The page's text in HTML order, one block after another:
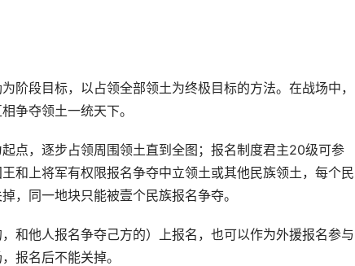
阶段目标，以占领全部领土为终极目标的方法。在战场中，
争夺领土一统天下。
点，逐步占领周围领土直到全图；报名制度君主20级可参
和上将军有权限报名争夺中立领土或其他民族领土，每个民
，同一地块只能被壹个民族报名争夺。
和他人报名争夺己方的）上报名，也可以作为外援报名参与
报名后不能关掉。